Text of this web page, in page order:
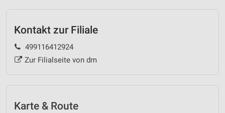
Kontakt zur Filiale
499116412924
Zur Filialseite von dm
Karte & Route